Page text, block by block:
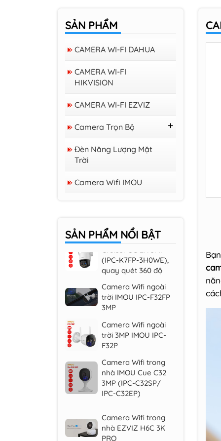
SẢN PHẨM
CAMERA WI-FI DAHUA
CAMERA WI-FI
HIKVISION
CAMERA WI-FI EZVIZ
Camera Trọn Bộ
Trở Lên
Trọn Bộ 04 Camera
Đèn Năng Lượng Mặt
Trời
Camera Wifi IMOU
SẢN PHẨM NỔI BẬT
Camera Wifi trong
Cruiser SC 2K 3MP
(IPC-K7FP-3H0WE),
quay quét 360 độ
Camera Wifi ngoài
trời IMOU IPC-F32FP
3MP
Camera Wifi ngoài
F32P
Camera Wifi trong
3MP (IPC-C32SP/
IPC-C32EP)
Camera Wifi trong
PRO
Camera Wifi iMOU